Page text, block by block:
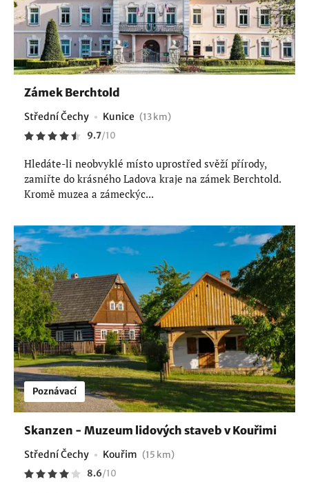
Zámek Berchtold
Střední Čechy Kunice (13 km)
9.7/10
Hledáte-li neobvyklé místo uprostřed svěží přírody,
zamiřte do krásného Ladova kraje na zámek Berchtold.
Kromě muzea a zámeckýc...
Poznávací
Skanzen - Muzeum lidových staveb v Kouřimi
Střední Čechy Kouřim (15 km)
8.6/10